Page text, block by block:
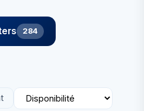
284